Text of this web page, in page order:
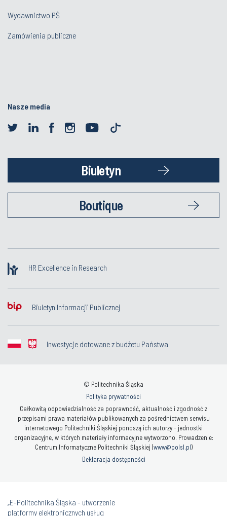
Wydawnictwo PŚ
Zamówienia publiczne
Nasze media
Biuletyn
Boutique
HR Excellence in Research
Biuletyn Informacji Publicznej
Inwestycje dotowane z budżetu Państwa
© Politechnika Śląska
Polityka prywatności
Całkowitą odpowiedzialność za poprawność, aktualność i zgodność z
przepisami prawa materiałów publikowanych za pośrednictwem serwisu
internetowego Politechniki Śląskiej ponoszą ich autorzy - jednostki
organizacyjne, w których materiały informacyjne wytworzono. Prowadzenie:
Centrum Informatyczne Politechniki Śląskiej (www@polsl.pl)
Deklaracja dostępności
„E-Politechnika Śląska - utworzenie
platformy elektronicznych usług